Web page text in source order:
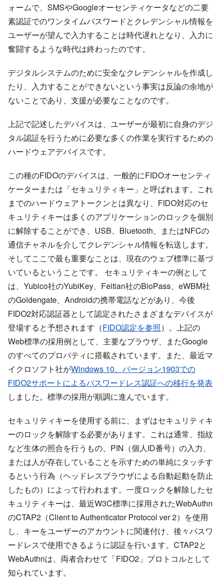
ォームで、SMSやGoogleオーセンティケータなどの二要
素認証でのワンタイムパスワードとクレデンシャル情報を
ユーザーが望んで入力することは時代遅れとなり、入力に
奮闘するような時代は終わったのです。
デジタルシステムのために安全なクレデンシャルを作成し
たり、入力することができないという事実は反論の余地が
ないことであり、支援が必要なことなのです。
上記で記述したデバイスは、ユーザーが最初に自身のデジ
タル認証を行うために必要な多くの作業を実行するための
ハードウェアデバイスです。
この種のFIDOのデバイスは、一般的にFIDOオーセンティ
ケーターまたは「セキュリティキー」と呼ばれます。これ
までのハードウェアトークンとは異なり、FIDO対応のセ
キュリティキーは多くのアプリケーションのロックを個別
に解除することができ、USB、Bluetooth、またはNFCの
通信チャネルを介してクレデンシャル情報を転送します。
そしてここで最も重要なことは、現在のウェブ標準に基づ
いているということです。 セキュリティキーの例として
は、Yubico社のYubiKey、Feitian社のBioPass、eWBM社
のGoldengate、Androidの携帯電話などがあり、今後
FIDO2対応認証器として認定されたさまざまなデバイスが
登場すると予想されます（FIDO認定を参照）。上記の
Web標準の採用例として、主要なブラウザ、またGoogle
のすべてのプロパティに搭載されています。また、最近マ
イクロソフト社がWindows 10、バージョン1903での
FIDO2サポートによるパスワードレス認証への移行を発表
しました。標準の採用が順調に進んでいます。
セキュリティキーを使用する前に、まずはセキュリティキ
ーのロックを解除する必要があります。これは通常、指紋
など生体の照合を行うもの、PIN（個人ID番号）の入力、
または人が存在していることを示すための単純にタッチす
るという行為（ヘッドレスブラウザによる自動起動を防止
したもの）によって行われます。一度ロックを解除したセ
キュリティキーは、最近W3C標準に採用されたWebAuthn
のCTAP2（Client to Authenticator Protocol ver 2）を使用
し、キーをユーザーのアカウントに関連付け、後々パスワ
ードレスで使用できるように認証を行います。CTAP2と
WebAuthnは、両者合わせて「FIDO2」プロトコルとして
知られています。